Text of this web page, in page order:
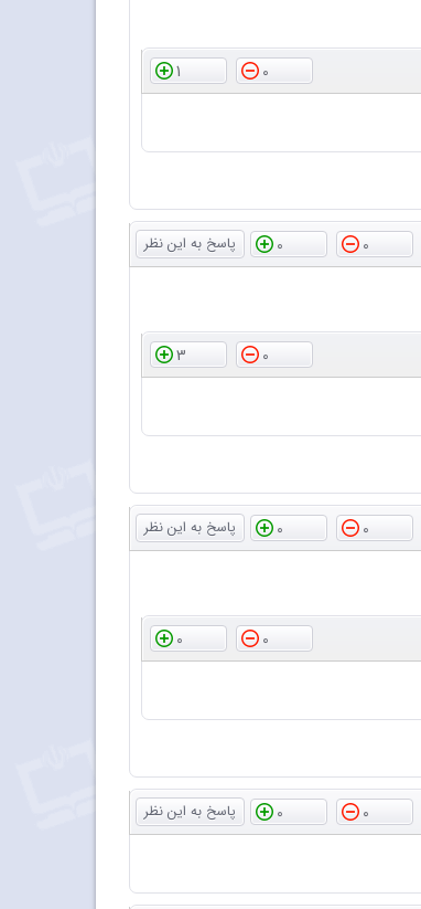
0
1
0
0
0
3
0
0
0
0
0
0